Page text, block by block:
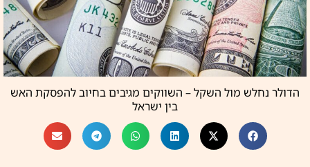
הדולר נחלש מול השקל – השווקים מגיבים בחיוב להפסקת האש
בין ישראל